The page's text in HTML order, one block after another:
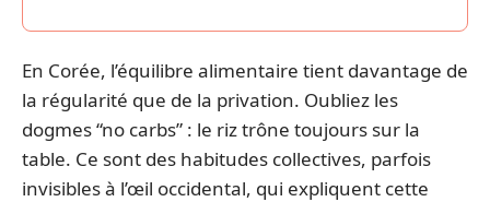
En Corée, l’équilibre alimentaire tient davantage de
la régularité que de la privation. Oubliez les
dogmes “no carbs” : le riz trône toujours sur la
table. Ce sont des habitudes collectives, parfois
invisibles à l’œil occidental, qui expliquent cette